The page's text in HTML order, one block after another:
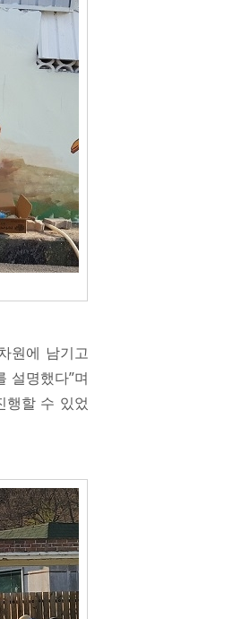
원에 남기고
설명했다”며
행할 수 있었